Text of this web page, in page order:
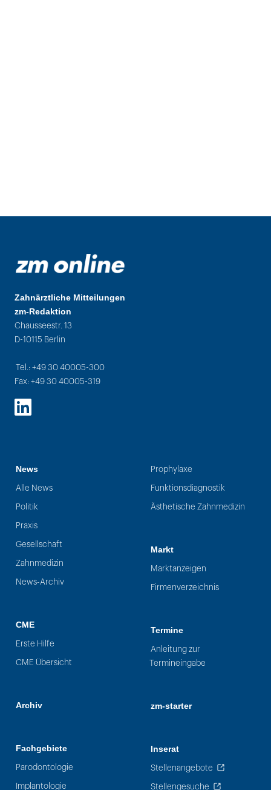
Zahnärztliche Mitteilungen
zm-Redaktion
Chausseestr. 13
D-10115 Berlin
Tel.: +49 30 40005-300
Fax: +49 30 40005-319
LinkedIn
News
Alle News
Politik
Praxis
Gesellschaft
Zahnmedizin
News-Archiv
CME
Erste Hilfe
CME Übersicht
Archiv
Fachgebiete
Parodontologie
Implantologie
Prophylaxe
Funktionsdiagnostik
Ästhetische Zahnmedizin
Markt
Marktanzeigen
Firmenverzeichnis
Termine
Anleitung zur
Termineingabe
zm-starter
Inserat
Stellenangebote
Stellengesuche